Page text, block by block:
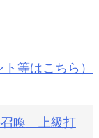
等はこちら）
喚 上級打